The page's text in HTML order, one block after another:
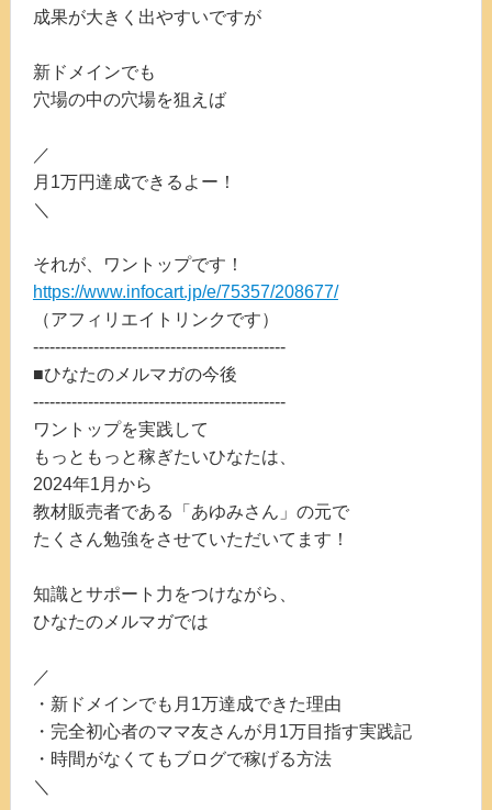
成果が大きく出やすいですが
新ドメインでも
穴場の中の穴場を狙えば
／
月1万円達成できるよー！
＼
それが、ワントップです！
https://www.infocart.jp/e/75357/208677/
（アフィリエイトリンクです）
----------------------------------------------
■ひなたのメルマガの今後
----------------------------------------------
ワントップを実践して
もっともっと稼ぎたいひなたは、
2024年1月から
教材販売者である「あゆみさん」の元で
たくさん勉強をさせていただいてます！
知識とサポート力をつけながら、
ひなたのメルマガでは
／
・新ドメインでも月1万達成できた理由
・完全初心者のママ友さんが月1万目指す実践記
・時間がなくてもブログで稼げる方法
＼